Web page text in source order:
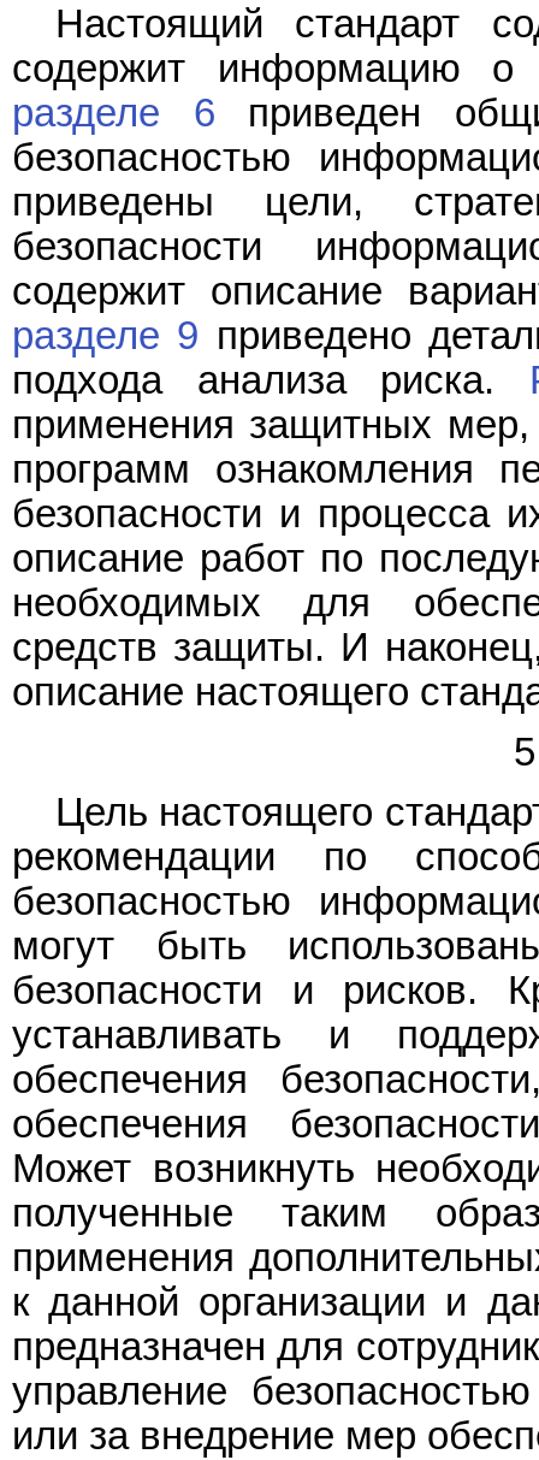
Настоящий стандарт
содержит информацию о
разделе 6 приведен
безопасностью
приведены цели,
безопасности
содержит описание
разделе 9 приведено
подхода анализа риска.
применения защитных
программ ознакомления
безопасности и процесса
описание работ по
необходимых для
средств защиты. И
описание настоящего
Цель настоящего
рекомендации по
безопасностью
могут быть
безопасности и рисков.
устанавливать и
обеспечения
обеспечения
Может возникнуть
полученные таким
применения
к данной организации и
предназначен для
управление
или за внедрение мер